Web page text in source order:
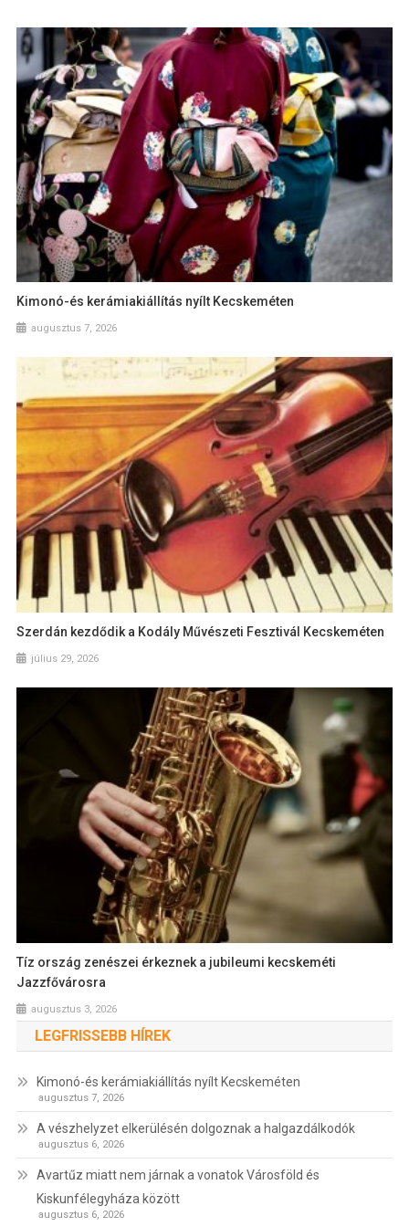
Kimonó-és kerámiakiállítás nyílt Kecskeméten
augusztus 7, 2026
Szerdán kezdődik a Kodály Művészeti Fesztivál Kecskeméten
július 29, 2026
Tíz ország zenészei érkeznek a jubileumi kecskeméti
Jazzfővárosra
augusztus 3, 2026
LEGFRISSEBB HÍREK
Kimonó-és kerámiakiállítás nyílt Kecskeméten
augusztus 7, 2026
A vészhelyzet elkerülésén dolgoznak a halgazdálkodók
augusztus 6, 2026
Avartűz miatt nem járnak a vonatok Városföld és
Kiskunfélegyháza között
augusztus 6, 2026